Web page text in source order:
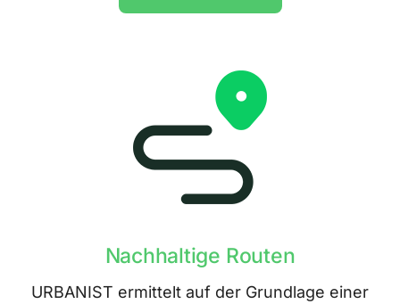
Nachhaltige Routen
URBANIST ermittelt auf der Grundlage einer